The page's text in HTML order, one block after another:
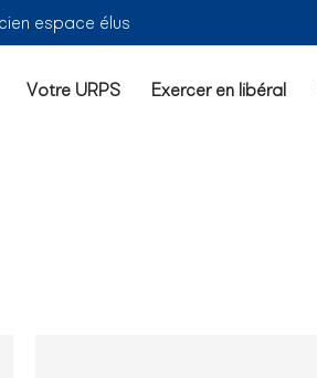
espace élus
Votre URPS Exercer en libéral